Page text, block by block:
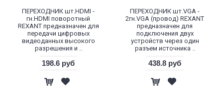
ПЕРЕХОДНИК шт.HDMI -
гн.HDMI поворотный
REXANT предназначен для
передачи цифровых
видеоданных высокого
разрешения и ..
198.6 руб
ПЕРЕХОДНИК шт.VGA -
2гн.VGA (провод) REXANT
предназначен для
подключения двух
устройств через один
разъем источника ..
438.8 руб